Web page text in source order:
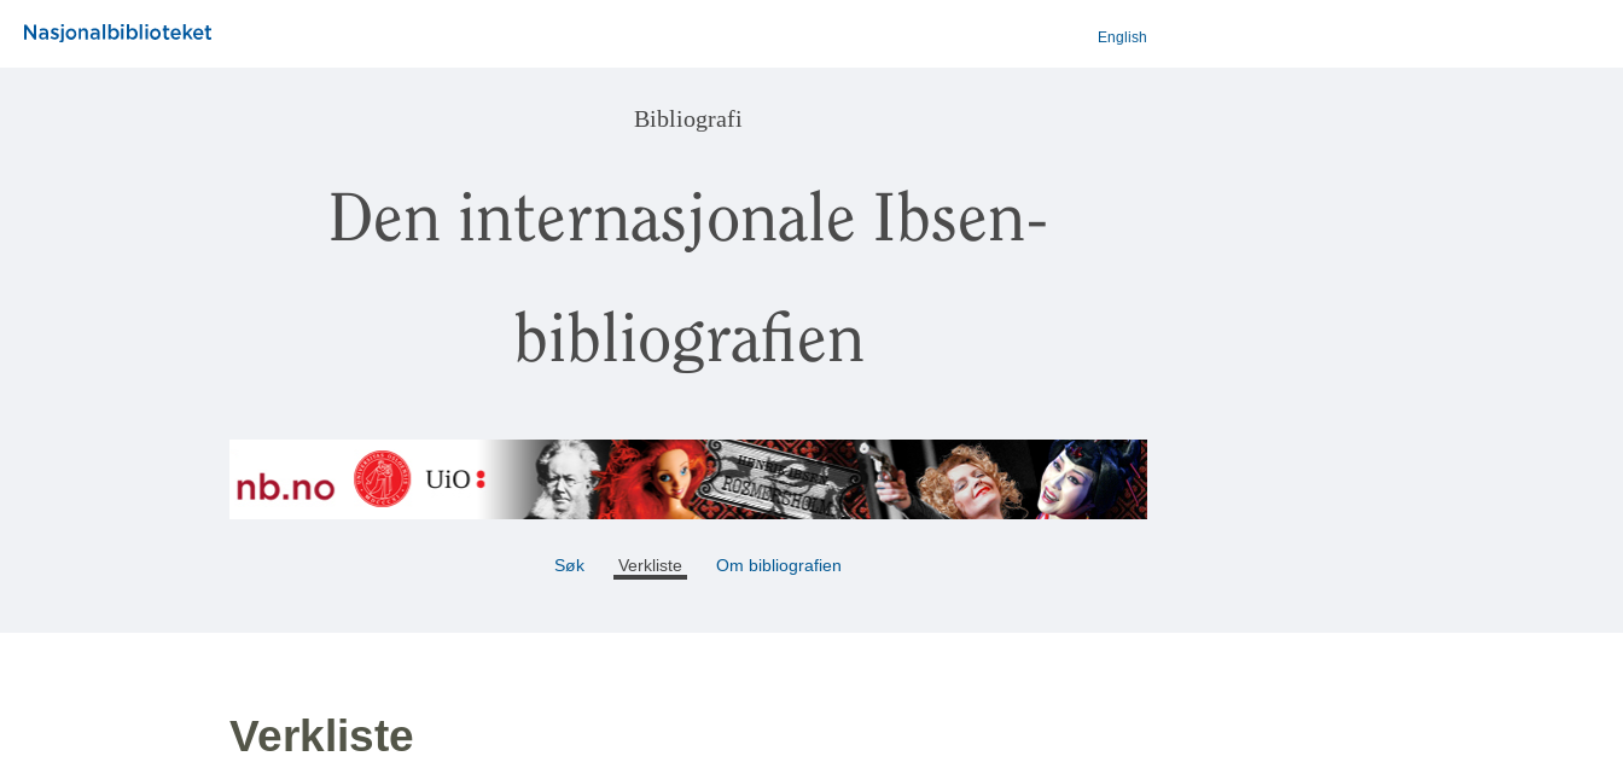
English
Bibliografi
Den internasjonale Ibsen-
bibliografien
Søk Verkliste Om bibliografien
Verkliste